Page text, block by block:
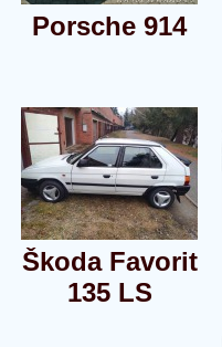
Porsche 914
Škoda Favorit
135 LS